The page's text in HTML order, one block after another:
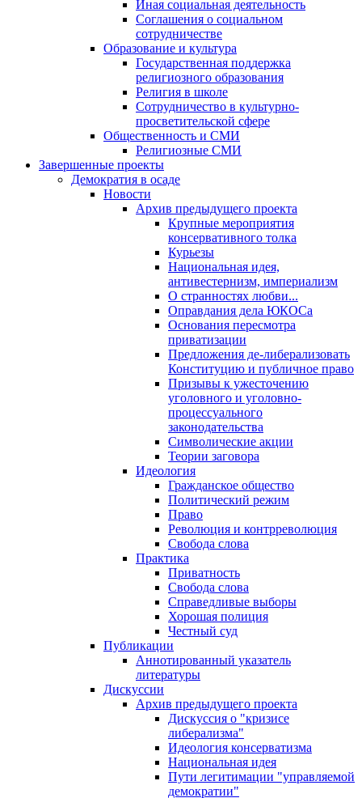
Иная социальная деятельность
Соглашения о социальном
сотрудничестве
Образование и культура
Государственная поддержка
религиозного образования
Религия в школе
Сотрудничество в культурно-
просветительской сфере
Общественность и СМИ
Религиозные СМИ
Завершенные проекты
Демократия в осаде
Новости
Архив предыдущего проекта
Крупные мероприятия
консервативного толка
Курьезы
Национальная идея,
антивестернизм, империализм
О странностях любви...
Оправдания дела ЮКОСа
Основания пересмотра
приватизации
Предложения де-либерализовать
Конституцию и публичное право
Призывы к ужесточению
уголовного и уголовно-
процессуального
законодательства
Символические акции
Теории заговора
Идеология
Гражданское общество
Политический режим
Право
Революция и контрреволюция
Свобода слова
Практика
Приватность
Свобода слова
Справедливые выборы
Хорошая полиция
Честный суд
Публикации
Аннотированный указатель
литературы
Дискуссии
Архив предыдущего проекта
Дискуссия о "кризисе
либерализма"
Идеология консерватизма
Национальная идея
Пути легитимации "управляемой
демократии"